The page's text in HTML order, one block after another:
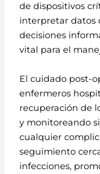
de dispositivos
interpretar datos
decisiones
vital para el
El cuidado post-
enfermeros
recuperación de
y monitoreando
cualquier
seguimiento
infecciones,